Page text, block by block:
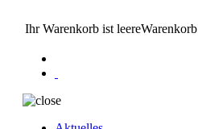
Ihr Warenkorb ist leereWarenkorb